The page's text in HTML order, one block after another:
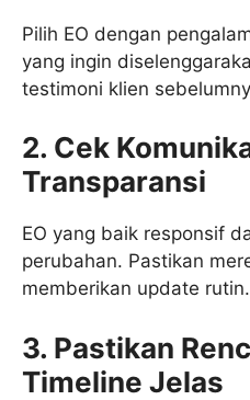
Pilih EO dengan
yang ingin
testimoni klien
2. Cek
Transparansi
EO yang baik responsif
perubahan. Pastikan
memberikan update rutin.
3. Pastikan
Timeline Jelas